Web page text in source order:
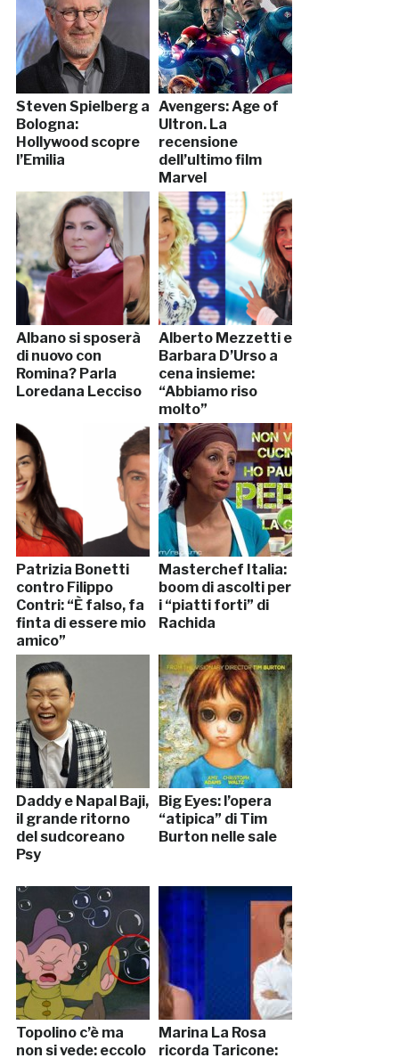
Steven Spielberg a
Bologna:
Hollywood scopre
l’Emilia
Avengers: Age of
Ultron. La
recensione
dell’ultimo film
Marvel
Albano si sposerà
di nuovo con
Romina? Parla
Loredana Lecciso
Alberto Mezzetti e
Barbara D’Urso a
cena insieme:
“Abbiamo riso
molto”
Patrizia Bonetti
contro Filippo
Contri: “È falso, fa
finta di essere mio
amico”
Masterchef Italia:
boom di ascolti per
i “piatti forti” di
Rachida
Daddy e Napal Baji,
il grande ritorno
del sudcoreano
Psy
Big Eyes: l’opera
“atipica” di Tim
Burton nelle sale
Topolino c’è ma
non si vede: eccolo
Marina La Rosa
ricorda Taricone: